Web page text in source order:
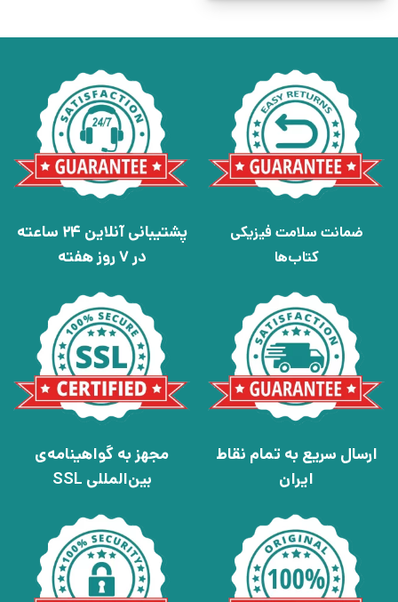
ضمانت سلامت فیزیکی
کتاب‌ها
پشتیبانی آنلاین 24 ساعته
در 7 روز هفته
ارسال سریع به تمام نقاط
ایران
مجهز به گواهینامه‌ی
بین‌المللی SSL